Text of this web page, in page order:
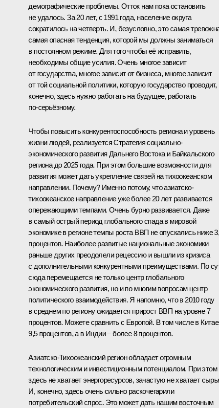
демографические проблемы. Отток нам пока остановить
не удалось. За 20 лет, с 1991 года, население округа
сократилось на четверть. И, безусловно, это самая
самая опасная тенденция, которой мы должны заниматься
в постоянном режиме. Для того чтобы её исправить,
необходимы общие усилия. Очень многое зависит
от государства, многое зависит от бизнеса, многое зависит
от той социальной политики, которую государство проводит,
конечно, здесь нужно работать на будущее, работать
по‑серьёзному.
Чтобы повысить конкурентоспособность региона и уровень
жизни людей, реализуется Стратегия социально-
экономического развития Дальнего Востока и Байкальского
региона до 2025 года. При этом большие возможности для
развития может дать укрепление связей на тихоокеанском
направлении. Почему? Именно потому, что азиатско-
тихоокеанское направление уже более 20 лет развивается
опережающими темпами. Очень бурно развивается. Даже
в самый острый период глобального спада в мировой
экономике в регионе темпы роста ВВП не опускались ниже
процентов. Наиболее развитые национальные экономики
раньше других преодолели рецессию и вышли из кризиса
с дополнительными конкурентными преимуществами. По
сюда перемещается не только центр глобального
экономического развития, но и по многим вопросам центр
политического взаимодействия. Я напомню, что в 2010 году
в среднем по региону ожидается прирост ВВП на уровне 7
процентов. Можете сравнить с Европой. В том числе в
9,5 процентов, а в Индии – более 8 процентов.
Азиатско-Тихоокеанский регион обладает огромным
технологическим и инвестиционным потенциалом. При этом
здесь не хватает энергоресурсов, зачастую не хватает
И, конечно, здесь очень сильно раскочегарили
потребительский спрос. Это может дать нашим восточным